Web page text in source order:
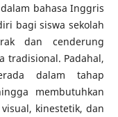
bahasa Inggris
bagi siswa sekolah
dan cenderung
tradisional. Padahal,
dalam tahap
membutuhkan
kinestetik, dan